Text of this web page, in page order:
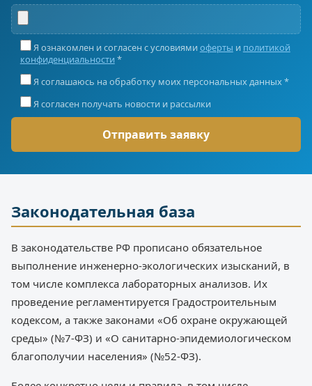
Я ознакомлен и согласен с условиями оферты и политикой
конфиденциальности *
Я соглашаюсь на обработку моих персональных данных *
Я согласен получать новости и рассылки
Законодательная база
В законодательстве РФ прописано обязательное
выполнение инженерно-экологических изысканий, в
том числе комплекса лабораторных анализов. Их
проведение регламентируется Градостроительным
кодексом, а также законами «Об охране окружающей
среды» (№7-ФЗ) и «О санитарно-эпидемиологическом
благополучии населения» (№52-ФЗ).